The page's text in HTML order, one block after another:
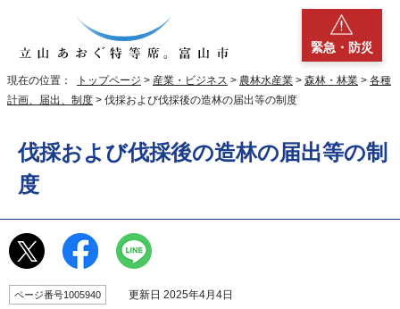
緊急・防災
現在の位置： トップページ > 産業・ビジネス > 農林水産業 > 森林・林業 > 各種
計画、届出、制度 > 伐採および伐採後の造林の届出等の制度
伐採および伐採後の造林の届出等の制
度
ページ番号1005940 更新日 2025年4月4日